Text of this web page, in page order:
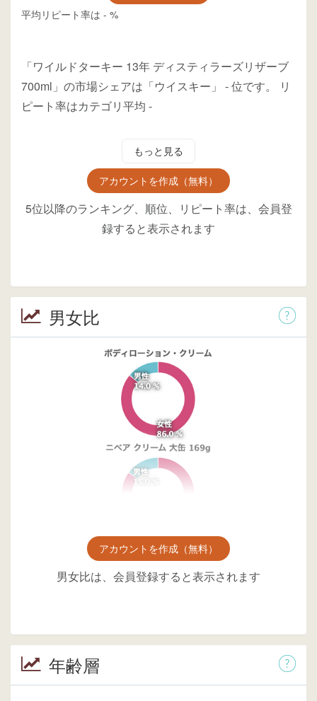
平均リピート率は - %
「ワイルドターキー 13年 ディスティラーズリザーブ
700ml」の市場シェアは「ウイスキー」 -位です。
リ
ピート率はカテゴリ平均 -
もっと見る
アカウントを作成（無料）
5位以降のランキング、順位、リピート率は、会員登
録すると表示されます
男女比
アカウントを作成（無料）
男女比は、会員登録すると表示されます
年齢層